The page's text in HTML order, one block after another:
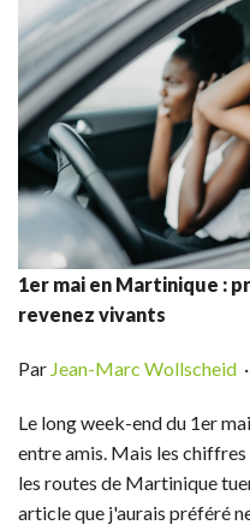
FÉMINA
NEWS DOM
1er mai en Martinique :
revenez vivants
Par Jean-Marc Wollscheid
Le long week-end du 1er
entre amis. Mais les
les routes de Martinique
article que j'aurais préféré